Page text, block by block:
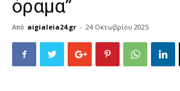
όραμα”
Από aigialeia24.gr - 24 Οκτωβρίου 2025